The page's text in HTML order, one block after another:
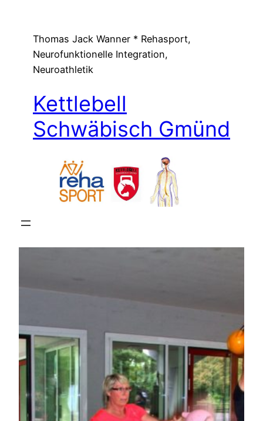
springenThomas Jack Wanner * Rehasport,
Neurofunktionelle Integration,
Neuroathletik
Kettlebell
Schwäbisch Gmünd